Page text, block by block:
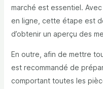
marché est essentiel.
en ligne, cette étape est
d’obtenir un aperçu des
En outre, afin de mettre
est recommandé de
comportant toutes les